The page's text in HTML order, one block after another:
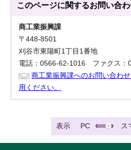
このページに関するお問い合
商工業振興課
〒448-8501
刈谷市東陽町1丁目1番地
電話：0566-62-1016 ファクス：
商工業振興課へのお問い合わ
用ください。
表示 PC ス